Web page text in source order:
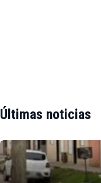
Últimas noticias